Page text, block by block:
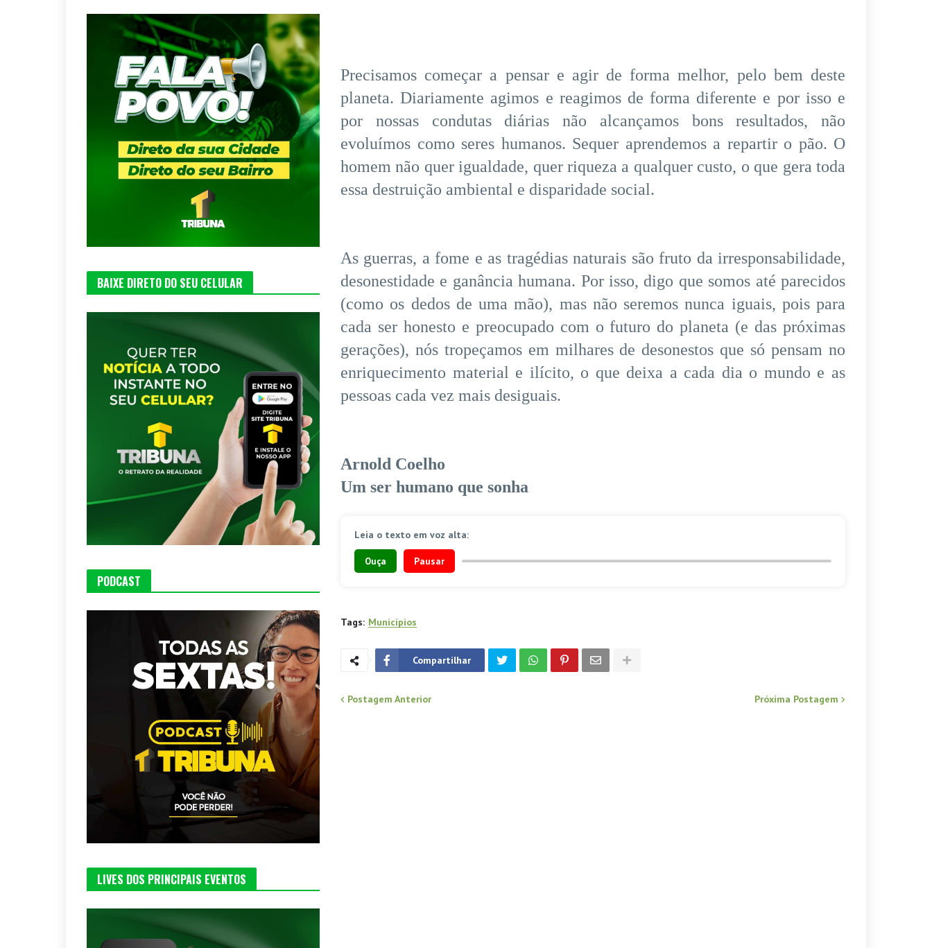
Precisamos começar a pensar e agir de forma melhor, pelo bem deste
planeta. Diariamente agimos e reagimos de forma diferente e por isso e
por nossas condutas diárias não alcançamos bons resultados, não
evoluímos como seres humanos. Sequer aprendemos a repartir o pão. O
homem não quer igualdade, quer riqueza a qualquer custo, o que gera toda
essa destruição ambiental e disparidade social.
As guerras, a fome e as tragédias naturais são fruto da irresponsabilidade,
desonestidade e ganância humana. Por isso, digo que somos até parecidos
(como os dedos de uma mão), mas não seremos nunca iguais, pois para
cada ser honesto e preocupado com o futuro do planeta (e das próximas
gerações), nós tropeçamos em milhares de desonestos que só pensam no
enriquecimento material e ilícito, o que deixa a cada dia o mundo e as
pessoas cada vez mais desiguais.
Arnold Coelho
Um ser humano que sonha
Leia o texto em voz alta:
Ouça Pausar
Tags: Municípios
Compartilhar
Postagem Anterior Próxima Postagem
BAIXE DIRETO DO SEU CELULAR
PODCAST
LIVES DOS PRINCIPAIS EVENTOS